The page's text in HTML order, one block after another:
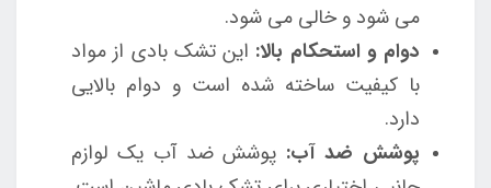
می شود و خالی می شود.
دوام و استحکام بالا: این تشک بادی از مواد
با کیفیت ساخته شده است و دوام بالایی
دارد.
پوشش ضد آب: پوشش ضد آب یک لوازم